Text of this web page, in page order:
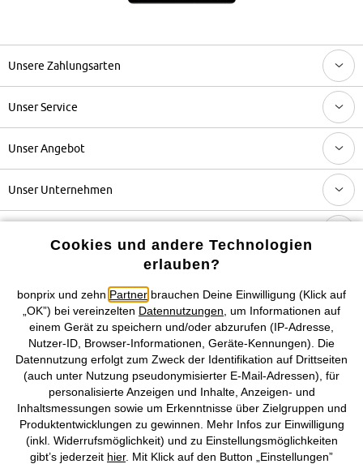
Unsere Zahlungsarten
Unser Service
Unser Angebot
Unser Unternehmen
Mehr von bonprix auf
Preisangaben inkl. gesetzl. MwSt. und zzgl.Service- &
Versandkosten
AGB Datenschutz Cookie-Einstellungen Impressum
Vertrag widerrufen
Cookies und andere Technologien
erlauben?
bonprix und zehn Partner brauchen Deine Einwilligung (Klick auf
„OK”) bei vereinzelten Datennutzungen , um Informationen auf
einem Gerät zu speichern und/oder abzurufen (IP-Adresse,
Nutzer-ID, Browser-Informationen, Geräte-Kennungen). Die
Datennutzung erfolgt zum Zweck der Identifikation auf Drittseiten
(auch unter Nutzung pseudonymisierter E-Mail-Adressen), für
personalisierte Anzeigen und Inhalte, Anzeigen- und
Inhaltsmessungen sowie um Erkenntnisse über Zielgruppen und
Produktentwicklungen zu gewinnen. Mehr Infos zur Einwilligung
(inkl. Widerrufsmöglichkeit) und zu Einstellungsmöglichkeiten
gibt’s jederzeit hier. Mit Klick auf den Button „Einstellungen”